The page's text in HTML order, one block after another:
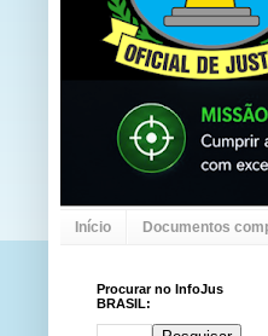
Início Documentos
Procurar no InfoJus
BRASIL: